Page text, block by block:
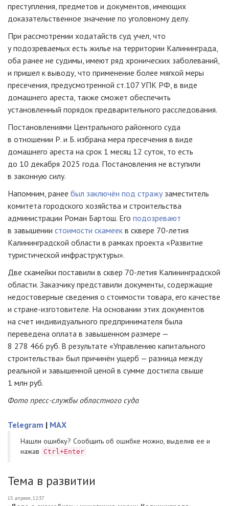
преступления, предметов и документов, имеющих
доказательственное значение по уголовному делу.
При рассмотрении ходатайств суд учел, что
у подозреваемых есть жилье на территории Калининграда,
оба ранее не судимы, имеют ряд хронических заболеваний,
и пришел к выводу, что применение более мягкой меры
пресечения, предусмотренной ст.107 УПК РФ, в виде
домашнего ареста, также сможет обеспечить
установленный порядок предварительного расследования.
Постановлениями Центрального районного суда
в отношении Р. и Б. избрана мера пресечения в виде
домашнего ареста на срок 1 месяц 12 суток, то есть
до 10 декабря 2025 года. Постановления не вступили
в законную силу.
Напомним, ранее был заключён под стражузаместитель
комитета городского хозяйства и строительства
администрации Роман Бартош. Его подозревают
в завышении стоимости скамеек в сквере 70-летия
Калининградской области в рамках проекта «Развитие
туристической инфраструктуры».
Две скамейки поставили в сквер 70-летия Калининградской
области. Заказчику представили документы, содержащие
недостоверные сведения о стоимости товара, его качестве
и стране-изготовителе. На основании этих документов
на счет индивидуального предпринимателя была
переведена оплата в завышенном размере —
8 278 466 руб. В результате «Управлению капитального
строительства» был причинён ущерб — разница между
реальной и завышенной ценой в сумме достигла свыше
1 млн руб.
Фото пресс-службы областного суда
Telegram | MAX
Нашли ошибку? Cообщить об ошибке можно, выделив ее и
нажав
Ctrl+Enter
Тема в развитии
15 апреля, 12:37